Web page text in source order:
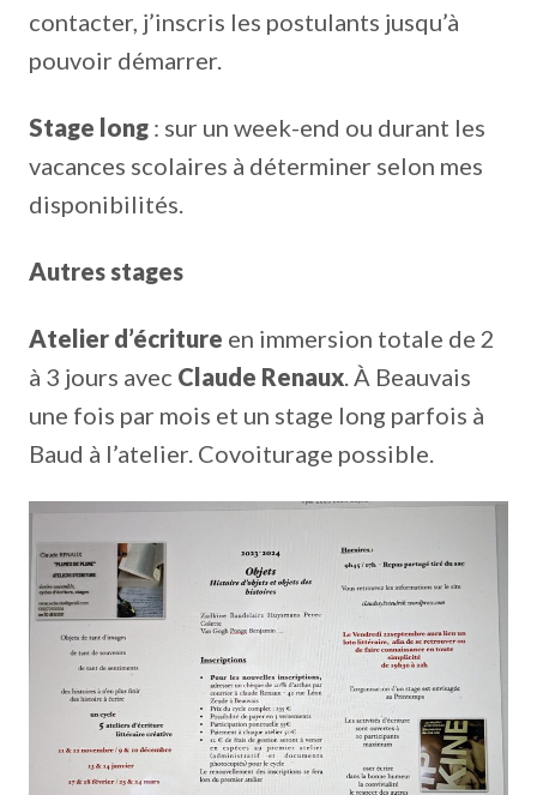
contacter, j’inscris les postulants jusqu’à
pouvoir démarrer.
Stage long : sur un week-end ou durant les
vacances scolaires à déterminer selon mes
disponibilités.
Autres stages
Atelier d’écriture en immersion totale de 2
à 3 jours avec Claude Renaux . À Beauvais
une fois par mois et un stage long parfois à
Baud à l’atelier. Covoiturage possible.